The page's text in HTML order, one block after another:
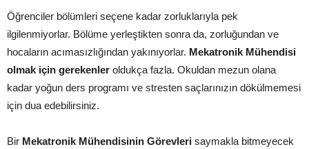
Öğrenciler bölümleri seçene kadar zorluklarıyla pek
ilgilenmiyorlar. Bölüme yerleştikten sonra da, zorluğundan ve
hocaların acımasızlığından yakınıyorlar. Mekatronik Mühendisi
olmak için gerekenler oldukça fazla. Okuldan mezun olana
kadar yoğun ders programı ve stresten saçlarınızın dökülmemesi
için dua edebilirsiniz.
Bir Mekatronik Mühendisinin Görevleri saymakla bitmeyecek